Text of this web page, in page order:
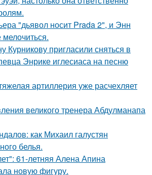
"дьявол носит Prada 2", и Энн
Курникову пригласили сняться в
Энрике иглесиаса на песню
артиллерия уже расчехляет
великого тренера Абдулманапа
как Михаил галустян
белья.
61-летняя Алена Апина
новую фигуру.